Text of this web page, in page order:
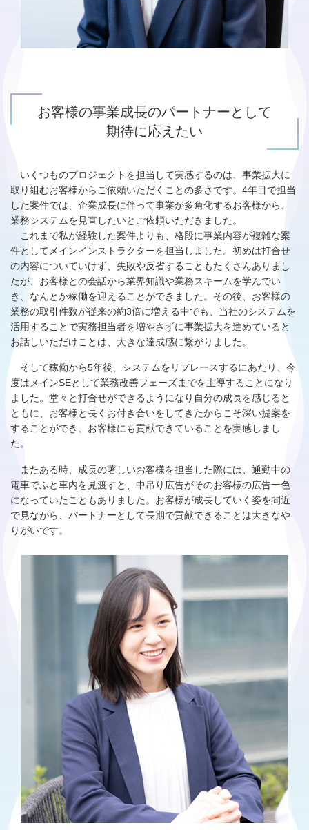
お客様の事業成長のパートナーとして
期待に応えたい
いくつものプロジェクトを担当して実感するのは、事業拡大に
取り組むお客様からご依頼いただくことの多さです。4年目で担当
した案件では、企業成長に伴って事業が多角化するお客様から、
業務システムを見直したいとご依頼いただきました。
これまで私が経験した案件よりも、格段に事業内容が複雑な案
件としてメインインストラクターを担当しました。初めは打合せ
の内容についていけず、失敗や反省することもたくさんありまし
たが、お客様との会話から業界知識や業務スキームを学んでい
き、なんとか稼働を迎えることができました。その後、お客様の
業務の取引件数が従来の約3倍に増える中でも、当社のシステムを
活用することで実務担当者を増やさずに事業拡大を進めていると
お話しいただけことは、大きな達成感に繋がりました。
そして稼働から5年後、システムをリプレースするにあたり、今
度はメインSEとして業務改善フェーズまでを主導することになり
ました。堂々と打合せができるようになり自分の成長を感じると
ともに、お客様と長くお付き合いをしてきたからこそ深い提案を
することができ、お客様にも貢献できていることを実感しまし
た。
またある時、成長の著しいお客様を担当した際には、通勤中の
電車でふと車内を見渡すと、中吊り広告がそのお客様の広告一色
になっていたこともありました。お客様が成長していく姿を間近
で見ながら、パートナーとして長期で貢献できることは大きなや
りがいです。